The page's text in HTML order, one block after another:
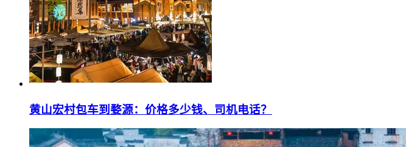
黄山宏村包车到婺源：价格多少钱、司机电话？